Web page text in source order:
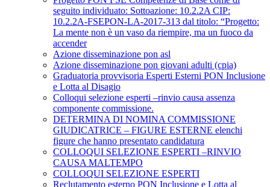
seguito individuato: Sottoazione: 10.2.2A CIP:
10.2.2A-FSEPON-LA-2017-313 dal titolo: “Progetto:
La mente non è un vaso da riempire, ma un fuoco da
accender
Azione disseminazione pon asl
Azione disseminazione pon giovani adulti (cpia)
Graduatoria provvisoria Esperti Esterni PON Inclusione
e Lotta al Disagio
Colloqui selezione esperti –rinvio causa assenza
componente commissione.
DETERMINA DI NOMINA COMMISSIONE
GIUDICATRICE – FIGURE ESTERNE elenchi
figure che hanno presentato candidatura
COLLOQUI SELEZIONE ESPERTI –RINVIO
CAUSA MALTEMPO
COLLOQUI SELEZIONE ESPERTI
Reclutamento esterno PON Inclusione e Lotta al